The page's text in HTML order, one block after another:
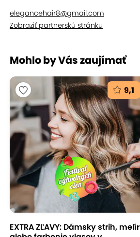
elegancehair8@gmail.com
Zobraziť partnerskú stránku
Mohlo by Vás zaujímať
9,1
EXTRA ZĽAVY: Dámsky strih, melír